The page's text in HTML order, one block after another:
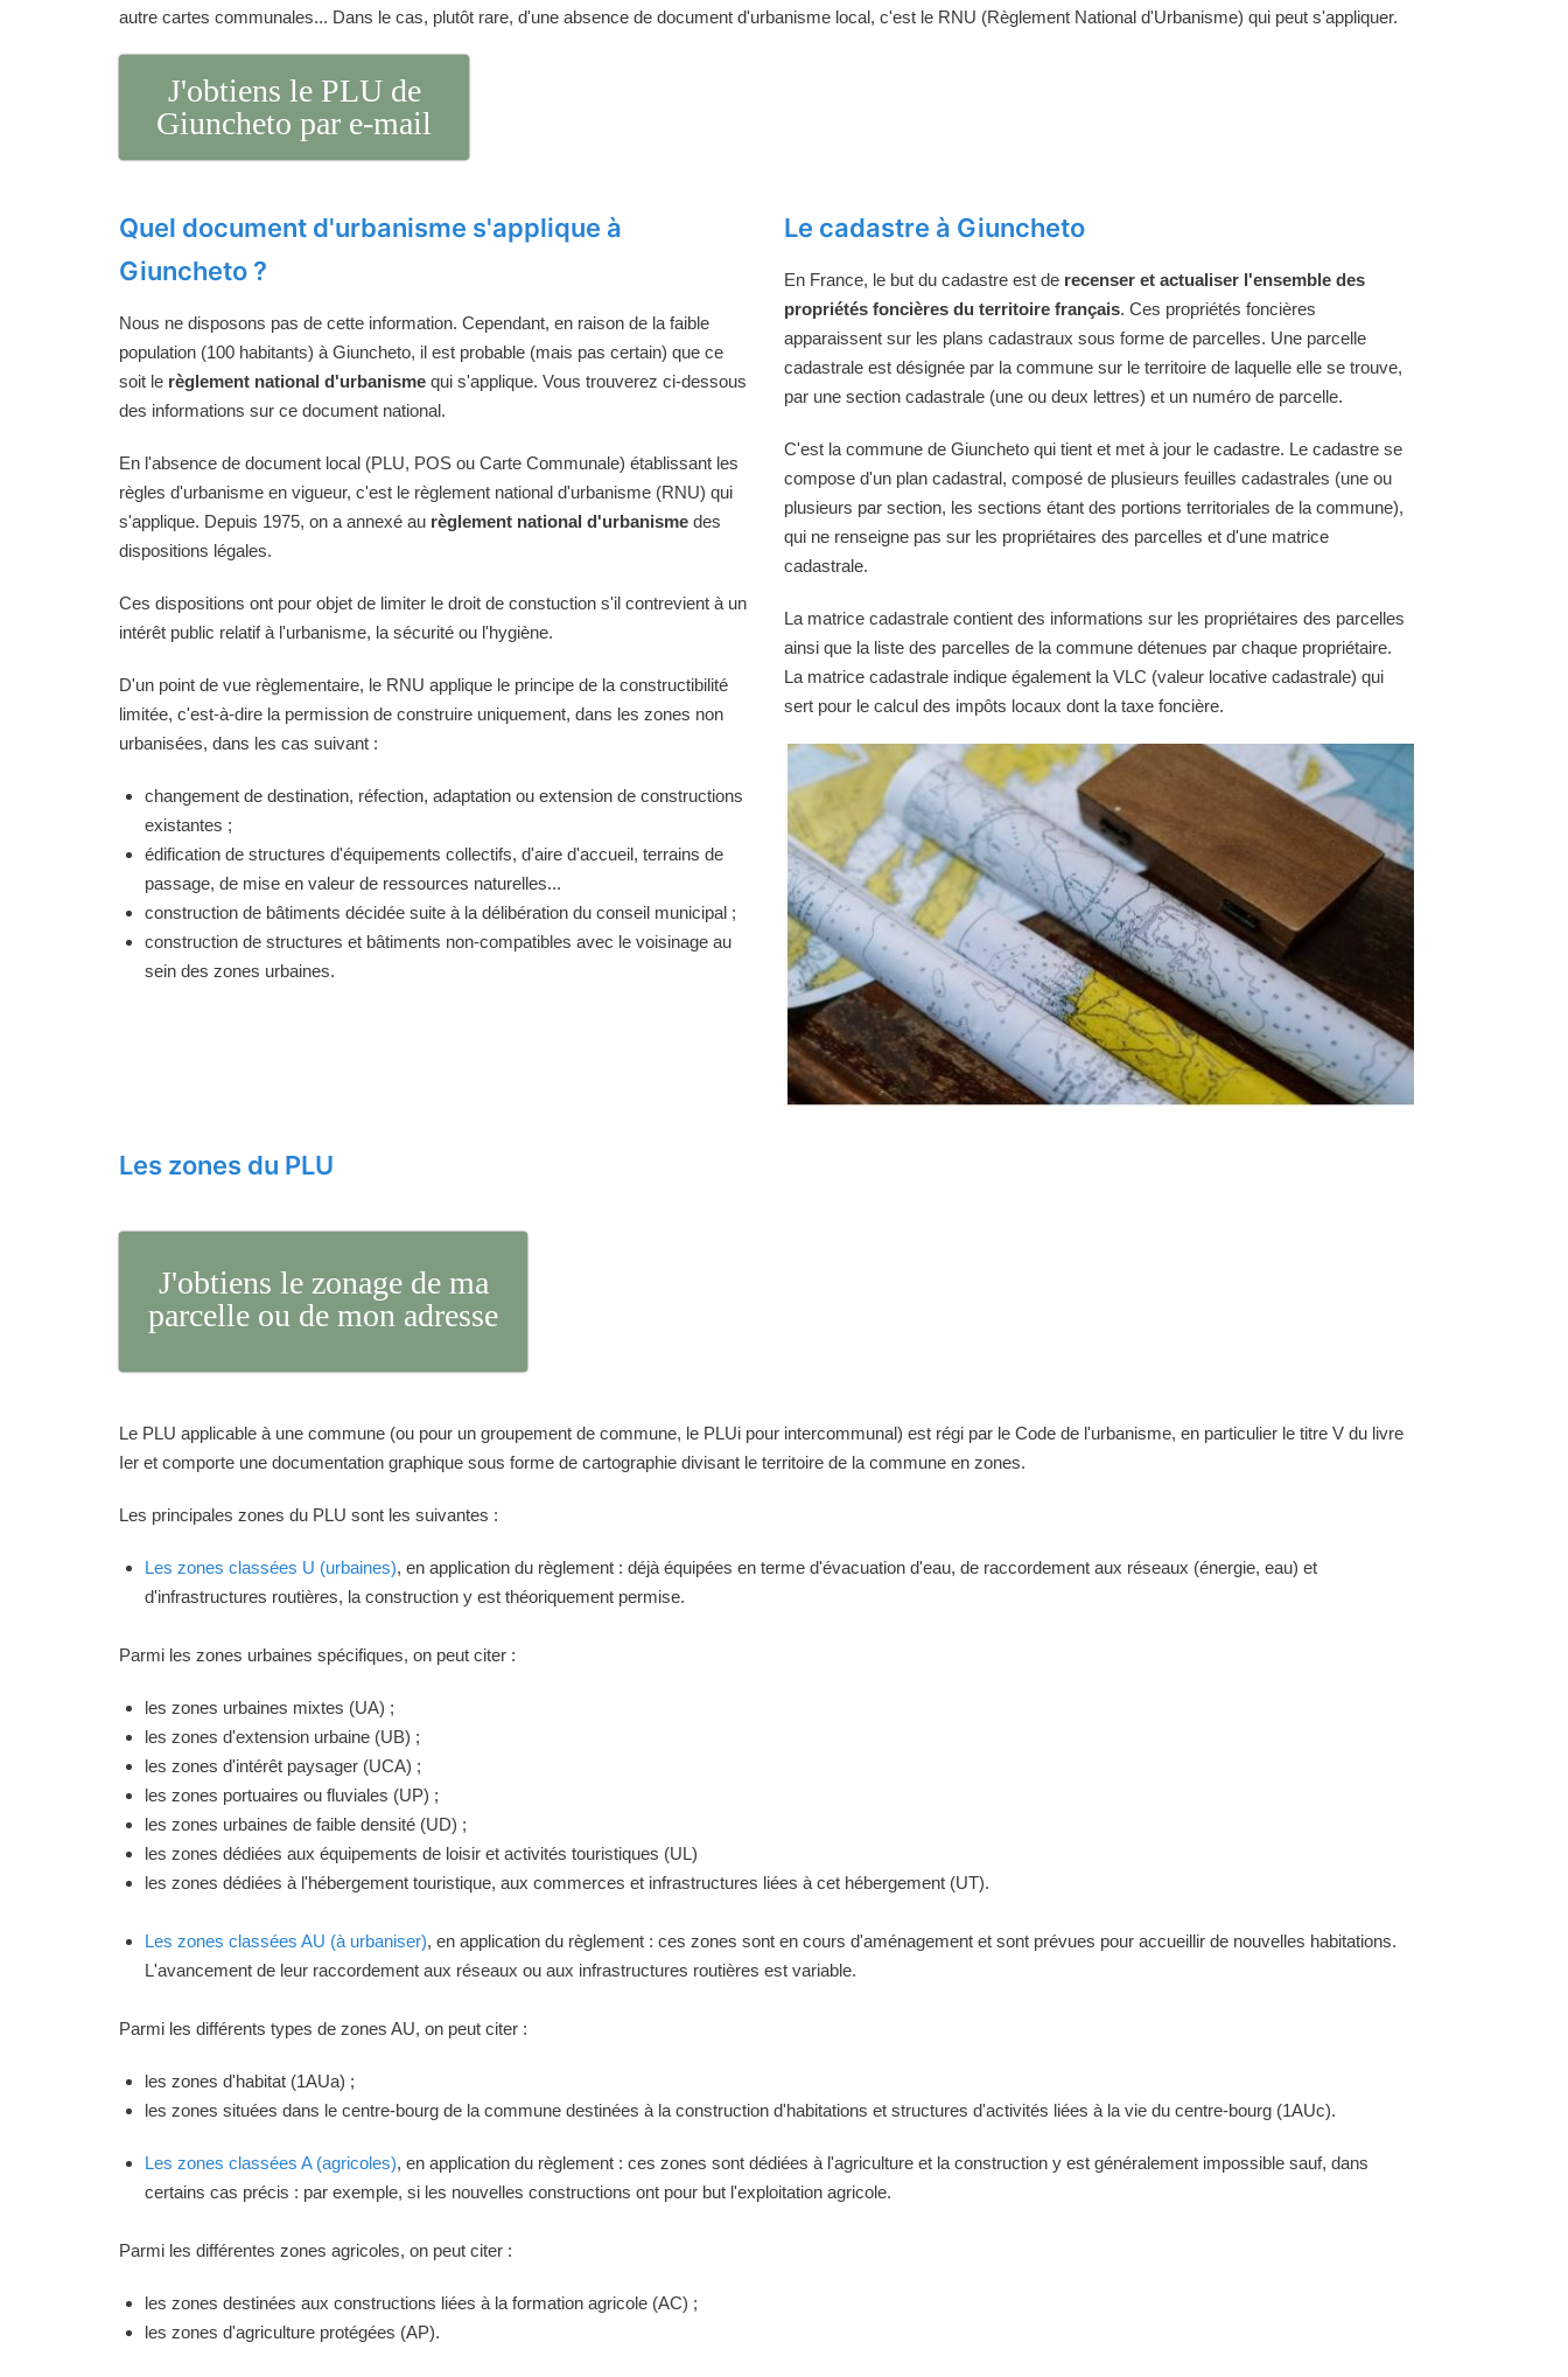
autre cartes communales... Dans le cas, plutôt rare, d'une absence de document d'urbanisme local, c'est le RNU (Règlement National d'Urbanisme) qui peut s'appliquer.
J'obtiens le PLU de
Giuncheto par e-mail
Quel document d'urbanisme s'applique à
Giuncheto ?
Nous ne disposons pas de cette information. Cependant, en raison de la faible
population (100 habitants) à Giuncheto, il est probable (mais pas certain) que ce
soit le règlement national d'urbanisme qui s'applique. Vous trouverez ci-dessous
des informations sur ce document national.
En l'absence de document local (PLU, POS ou Carte Communale) établissant les
règles d'urbanisme en vigueur, c'est le règlement national d'urbanisme (RNU) qui
s'applique. Depuis 1975, on a annexé au règlement national d'urbanisme des
dispositions légales.
Ces dispositions ont pour objet de limiter le droit de constuction s'il contrevient à un
intérêt public relatif à l'urbanisme, la sécurité ou l'hygiène.
D'un point de vue règlementaire, le RNU applique le principe de la constructibilité
limitée, c'est-à-dire la permission de construire uniquement, dans les zones non
urbanisées, dans les cas suivant :
changement de destination, réfection, adaptation ou extension de constructions
existantes ;
édification de structures d'équipements collectifs, d'aire d'accueil, terrains de
passage, de mise en valeur de ressources naturelles...
construction de bâtiments décidée suite à la délibération du conseil municipal ;
construction de structures et bâtiments non-compatibles avec le voisinage au
sein des zones urbaines.
Le cadastre à Giuncheto
En France, le but du cadastre est de recenser et actualiser l'ensemble des
propriétés foncières du territoire français. Ces propriétés foncières
apparaissent sur les plans cadastraux sous forme de parcelles. Une parcelle
cadastrale est désignée par la commune sur le territoire de laquelle elle se trouve,
par une section cadastrale (une ou deux lettres) et un numéro de parcelle.
C'est la commune de Giuncheto qui tient et met à jour le cadastre. Le cadastre se
compose d'un plan cadastral, composé de plusieurs feuilles cadastrales (une ou
plusieurs par section, les sections étant des portions territoriales de la commune),
qui ne renseigne pas sur les propriétaires des parcelles et d'une matrice
cadastrale.
La matrice cadastrale contient des informations sur les propriétaires des parcelles
ainsi que la liste des parcelles de la commune détenues par chaque propriétaire.
La matrice cadastrale indique également la VLC (valeur locative cadastrale) qui
sert pour le calcul des impôts locaux dont la taxe foncière.
Les zones du PLU
J'obtiens le zonage de ma
parcelle ou de mon adresse
Le PLU applicable à une commune (ou pour un groupement de commune, le PLUi pour intercommunal) est régi par le Code de l'urbanisme, en particulier le titre V du livre
Ier et comporte une documentation graphique sous forme de cartographie divisant le territoire de la commune en zones.
Les principales zones du PLU sont les suivantes :
Les zones classées U (urbaines), en application du règlement : déjà équipées en terme d'évacuation d'eau, de raccordement aux réseaux (énergie, eau) et
d'infrastructures routières, la construction y est théoriquement permise.
Parmi les zones urbaines spécifiques, on peut citer :
les zones urbaines mixtes (UA) ;
les zones d'extension urbaine (UB) ;
les zones d'intérêt paysager (UCA) ;
les zones portuaires ou fluviales (UP) ;
les zones urbaines de faible densité (UD) ;
les zones dédiées aux équipements de loisir et activités touristiques (UL)
les zones dédiées à l'hébergement touristique, aux commerces et infrastructures liées à cet hébergement (UT).
Les zones classées AU (à urbaniser), en application du règlement : ces zones sont en cours d'aménagement et sont prévues pour accueillir de nouvelles habitations.
L'avancement de leur raccordement aux réseaux ou aux infrastructures routières est variable.
Parmi les différents types de zones AU, on peut citer :
les zones d'habitat (1AUa) ;
les zones situées dans le centre-bourg de la commune destinées à la construction d'habitations et structures d'activités liées à la vie du centre-bourg (1AUc).
Les zones classées A (agricoles), en application du règlement : ces zones sont dédiées à l'agriculture et la construction y est généralement impossible sauf, dans
certains cas précis : par exemple, si les nouvelles constructions ont pour but l'exploitation agricole.
Parmi les différentes zones agricoles, on peut citer :
les zones destinées aux constructions liées à la formation agricole (AC) ;
les zones d'agriculture protégées (AP).